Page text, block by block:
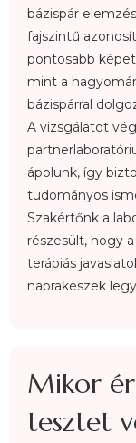
bázispár
fajszintű
pontosabb
mint a
bázispárral
A vizsgálatot
ápolunk, így
tudományos
Szakértőnk a
részesült, hogy
terápiás
naprakészek
Mikor
tesztet